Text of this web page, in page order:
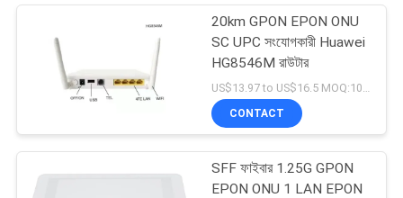
20km GPON EPON ONU
SC UPC সংযোগকারী Huawei
HG8546M রাউটার
CONTACT
SFF ফাইবার 1.25G GPON
EPON ONU 1 LAN EPON